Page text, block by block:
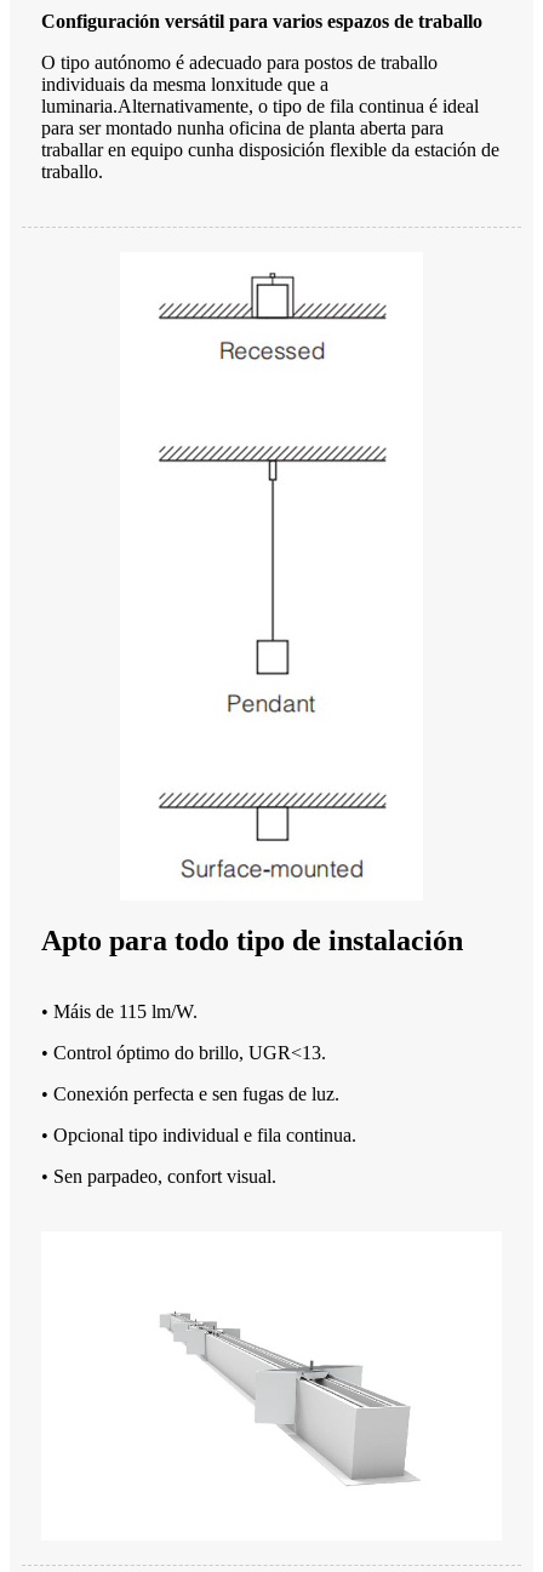
Configuración versátil para varios espazos de traballo
O tipo autónomo é adecuado para postos de traballo
individuais da mesma lonxitude que a
luminaria.Alternativamente, o tipo de fila continua é ideal
para ser montado nunha oficina de planta aberta para
traballar en equipo cunha disposición flexible da estación de
traballo.
Apto para todo tipo de instalación
• Máis de 115 lm/W.
• Control óptimo do brillo, UGR<13.
• Conexión perfecta e sen fugas de luz.
• Opcional tipo individual e fila continua.
• Sen parpadeo, confort visual.